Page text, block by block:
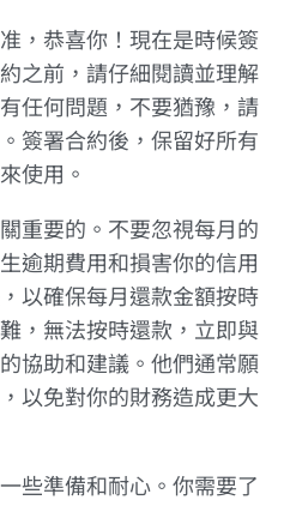
，恭喜你！現在是時候簽
之前，請仔細閱讀並理解
任何問題，不要猶豫，請
簽署合約後，保留好所有
使用。
重要的。不要忽視每月的
逾期費用和損害你的信用
以確保每月還款金額按時
，無法按時還款，立即與
協助和建議。他們通常願
以免對你的財務造成更大
些準備和耐心。你需要了